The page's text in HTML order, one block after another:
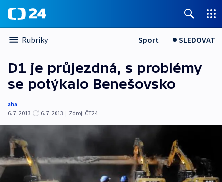
Rubriky Sport SLEDOVAT
D1 je průjezdná, s problémy
se potýkalo Benešovsko
aha
6. 7. 2013
6. 7. 2013 | Zdroj: ČT24